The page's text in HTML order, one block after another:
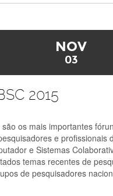
NOV
03
2015
são os mais importantes
e profissionais
e Sistemas
temas recentes de
de pesquisadores